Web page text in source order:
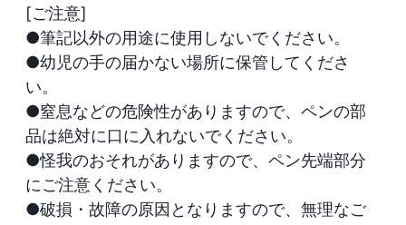
[ご注意]
●筆記以外の用途に使用しないでください。
●幼児の手の届かない場所に保管してくださ
い。
●窒息などの危険性がありますので、ペンの部
品は絶対に口に入れないでください。
●怪我のおそれがありますので、ペン先端部分
にご注意ください。
●破損・故障の原因となりますので、無理なご